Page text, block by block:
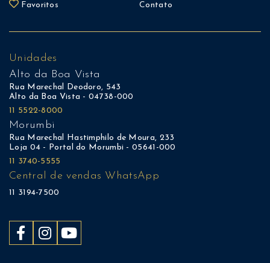
ÁREA VERDE
Mais de um milhão de metros
quadrados de vegetação. A Mata
Atlântica e suas árvores centenárias
serão parte do seu jardim.
Favoritos Contato
Unidades
Alto da Boa Vista
Rua Marechal Deodoro, 543
Alto da Boa Vista - 04738-000
11 5522-8000
Morumbi
Rua Marechal Hastimphilo de Moura, 233
Loja 04 - Portal do Morumbi - 05641-000
11 3740-5555
Central de vendas WhatsApp
11 3194-7500